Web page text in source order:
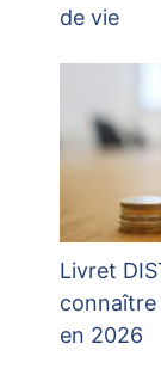
de vie
Livret
en 2026